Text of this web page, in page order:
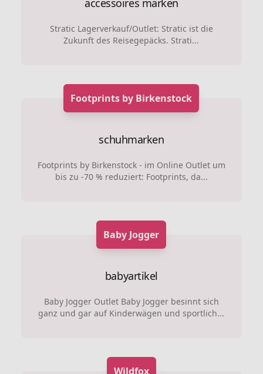
accessoires marken
Stratic Lagerverkauf/Outlet: Stratic ist die
Zukunft des Reisegepäcks. Strati...
Footprints by Birkenstock
schuhmarken
Footprints by Birkenstock - im Online Outlet um
bis zu -70 % reduziert: Footprints, da...
Baby Jogger
babyartikel
Baby Jogger Outlet Baby Jogger besinnt sich
ganz und gar auf Kinderwägen und sportlich...
Wildfox